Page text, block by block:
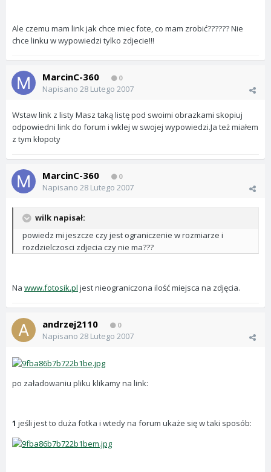
Ale czemu mam link jak chce miec fote, co mam zrobić?????? Nie
chce linku w wypowiedzi tylko zdjecie!!!
MarcinC-360 0
Napisano 28 Lutego 2007
Wstaw link z listy Masz taką listę pod swoimi obrazkami skopiuj
odpowiedni link do forum i wklej w swojej wypowiedzi.Ja też miałem
z tym kłopoty
MarcinC-360 0
Napisano 28 Lutego 2007
wilk napisał:
powiedz mi jeszcze czy jest ograniczenie w rozmiarze i
rozdzielczosci zdjecia czy nie ma???
Na www.fotosik.pl jest nieograniczona ilość miejsca na zdjęcia.
andrzej2110 0
Napisano 28 Lutego 2007
po załadowaniu pliku klikamy na link:
1 jeśli jest to duża fotka i wtedy na forum ukaże się w taki sposób: